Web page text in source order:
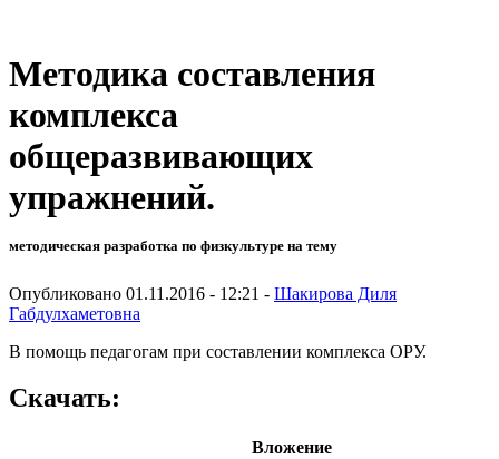
Методика составления
комплекса
общеразвивающих
упражнений.
методическая разработка по физкультуре на тему
Опубликовано 01.11.2016 - 12:21 - Шакирова Диля
Габдулхаметовна
В помощь педагогам при составлении комплекса ОРУ.
Скачать:
Вложение